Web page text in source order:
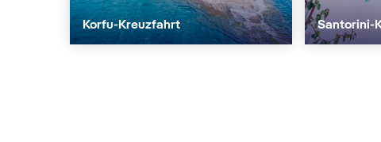
Korfu-Kreuzfahrt Santorini-